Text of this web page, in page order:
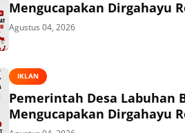
Mengucapakan Dirgahayu
Agustus 04, 2026
IKLAN
Pemerintah Desa Labuhan
Mengucapakan Dirgahayu